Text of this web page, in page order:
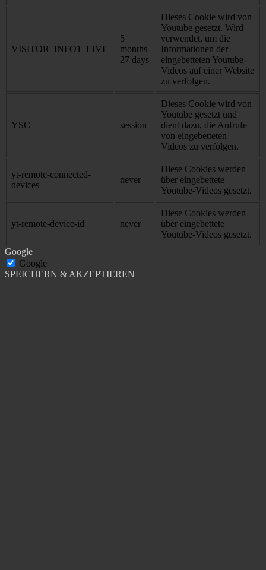
VISITOR_INFO1_LIVE
5
months
27 days
Dieses Cookie wird von
Youtube gesetzt. Wird
verwendet, um die
Informationen der
eingebetteten Youtube-
Videos auf einer Website
zu verfolgen.
YSC session
Dieses Cookie wird von
Youtube gesetzt und
dient dazu, die Aufrufe
von eingebetteten
Videos zu verfolgen.
yt-remote-connected-
devices
never
Diese Cookies werden
über eingebettete
Youtube-Videos gesetzt.
yt-remote-device-id never
Diese Cookies werden
über eingebettete
Youtube-Videos gesetzt.
Google
Google
SPEICHERN & AKZEPTIEREN